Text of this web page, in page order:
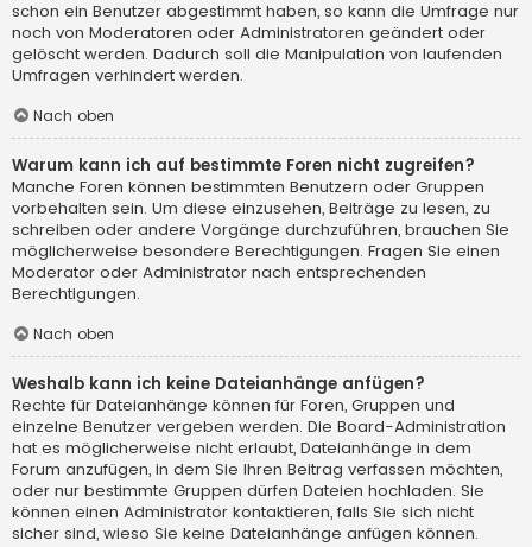
schon ein Benutzer abgestimmt haben, so kann die Umfrage nur
noch von Moderatoren oder Administratoren geändert oder
gelöscht werden. Dadurch soll die Manipulation von laufenden
Umfragen verhindert werden.
Nach oben
Warum kann ich auf bestimmte Foren nicht zugreifen?
Manche Foren können bestimmten Benutzern oder Gruppen
vorbehalten sein. Um diese einzusehen, Beiträge zu lesen, zu
schreiben oder andere Vorgänge durchzuführen, brauchen Sie
möglicherweise besondere Berechtigungen. Fragen Sie einen
Moderator oder Administrator nach entsprechenden
Berechtigungen.
Nach oben
Weshalb kann ich keine Dateianhänge anfügen?
Rechte für Dateianhänge können für Foren, Gruppen und
einzelne Benutzer vergeben werden. Die Board-Administration
hat es möglicherweise nicht erlaubt, Dateianhänge in dem
Forum anzufügen, in dem Sie Ihren Beitrag verfassen möchten,
oder nur bestimmte Gruppen dürfen Dateien hochladen. Sie
können einen Administrator kontaktieren, falls Sie sich nicht
sicher sind, wieso Sie keine Dateianhänge anfügen können.